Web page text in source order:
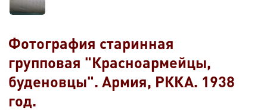
Фотография старинная
групповая "Красноармейцы,
буденовцы". Армия, РККА. 1938
год.